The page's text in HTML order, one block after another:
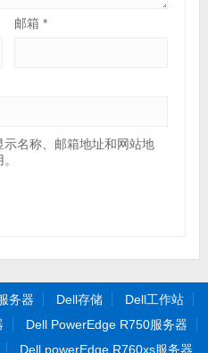
邮箱*
名称、邮箱地址和网站地
务器 Dell存储
Dell工作站
Dell PowerEdge R750服务器
Dell powerEdge R760xs服务器